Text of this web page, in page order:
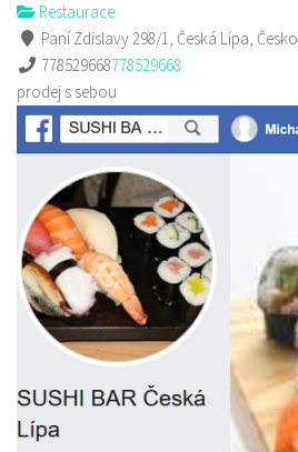
Restaurace
Paní Zdislavy 298/1, Česká Lípa, Česko
778529668778529668
prodej s sebou